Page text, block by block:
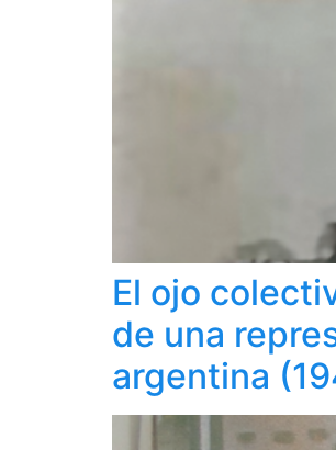
El ojo
de una
argentina